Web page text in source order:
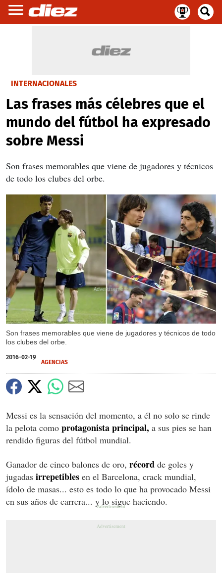
INTERNACIONALES
Las frases más célebres que el
mundo del fútbol ha expresado
sobre Messi
Son frases memorables que viene de jugadores y técnicos
de todo los clubes del orbe.
Son frases memorables que viene de jugadores y técnicos de todo
los clubes del orbe.
X
X
X
2016-02-19
AGENCIAS
Messi es la sensación del momento, a él no solo se rinde
la pelota como protagonista principal, a sus pies se han
rendido figuras del fútbol mundial.
Ganador de cinco balones de oro, récord de goles y
jugadas irrepetibles en el Barcelona, crack mundial,
ídolo de masas... esto es todo lo que ha provocado Messi
en sus años de carrera... y lo sigue haciendo.